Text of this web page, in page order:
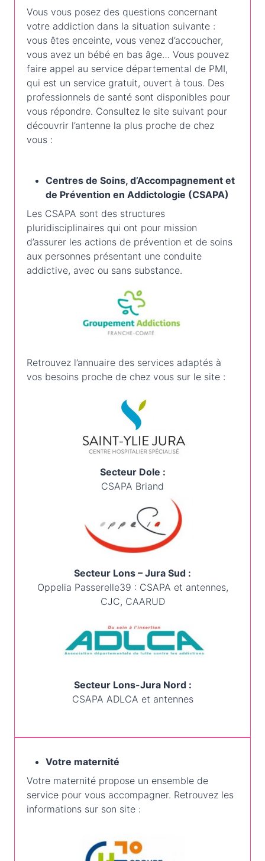
Vous vous posez des questions concernant
votre addiction dans la situation suivante :
vous êtes enceinte, vous venez d’accoucher,
vous avez un bébé en bas âge… Vous pouvez
faire appel au service départemental de PMI,
qui est un service gratuit, ouvert à tous. Des
professionnels de santé sont disponibles pour
vous répondre. Consultez le site suivant pour
découvrir l’antenne la plus proche de chez
vous :
Centres de Soins, d’Accompagnement et
de Prévention en Addictologie (CSAPA)
Les CSAPA sont des structures
pluridisciplinaires qui ont pour mission
d’assurer les actions de prévention et de soins
aux personnes présentant une conduite
addictive, avec ou sans substance.
Retrouvez l’annuaire des services adaptés à
vos besoins proche de chez vous sur le site :
Secteur Dole :
CSAPA Briand
Secteur Lons – Jura Sud :
Oppelia Passerelle39 : CSAPA et antennes,
CJC, CAARUD
Secteur Lons-Jura Nord :
CSAPA ADLCA et antennes
Votre maternité
Votre maternité propose un ensemble de
service pour vous accompagner. Retrouvez les
informations sur son site :